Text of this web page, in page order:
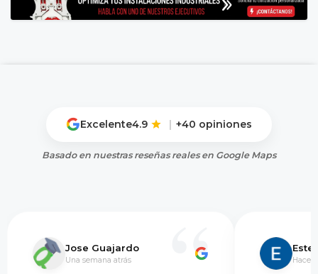
Excelente4.9 | +40 opiniones
Basado en nuestras reseñas reales en Google Maps
Jose Guajardo
Una semana atrás Hace